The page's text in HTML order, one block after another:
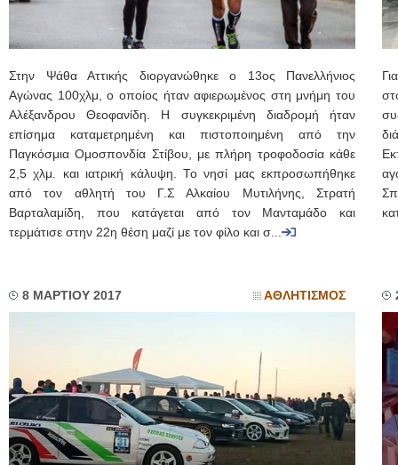
Στην Ψάθα Αττικής διοργανώθηκε ο 13ος Πανελλήνιος
Αγώνας 100χλμ, ο οποίος ήταν αφιερωμένος στη μνήμη του
Αλέξανδρου Θεοφανίδη. Η συγκεκριμένη διαδρομή ήταν
επίσημα καταμετρημένη και πιστοποιημένη από την
Παγκόσμια Ομοσπονδία Στίβου, με πλήρη τροφοδοσία κάθε
2,5 χλμ. και ιατρική κάλυψη. Το νησί μας εκπροσωπήθηκε
από τον αθλητή του Γ.Σ Αλκαίου Μυτιλήνης, Στρατή
Βαρταλαμίδη, που κατάγεται από τον Μανταμάδο και
τερμάτισε στην 22η θέση μαζί με τον φίλο και σ...
8 ΜΑΡΤΙΟΥ 2017 ΑΘΛΗΤΙΣΜΟΣ